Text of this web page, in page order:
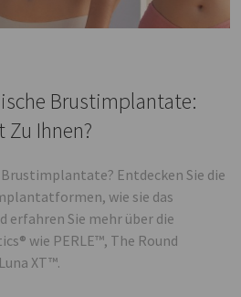
Brustimplantate:
Zu Ihnen?
Entdecken Sie die
wie sie das
erfahren Sie mehr über die
wie PERLE™, The Round
XT™.